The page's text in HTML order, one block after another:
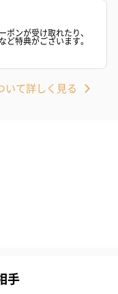
（ブ
ポンが受け取れたり、
ど特典がございます。
いて詳しく見る
手